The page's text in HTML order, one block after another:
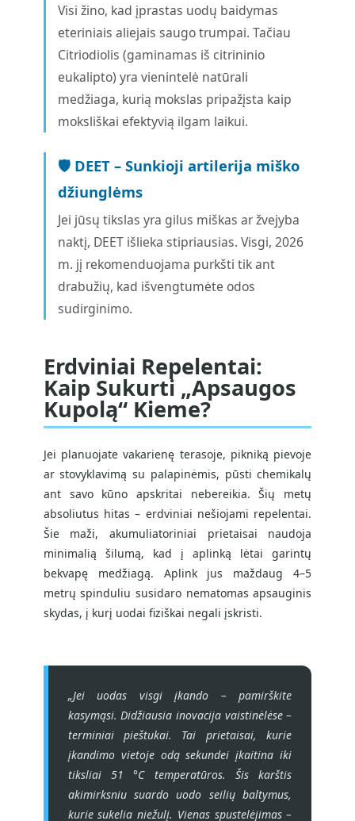
Visi žino, kad įprastas uodų baidymas
eteriniais aliejais saugo trumpai. Tačiau
Citriodiolis (gaminamas iš citrininio
eukalipto) yra vienintelė natūrali
medžiaga, kurią mokslas pripažįsta kaip
moksliškai efektyvią ilgam laikui.
🛡️ DEET – Sunkioji artilerija miško
džiunglėms
Jei jūsų tikslas yra gilus miškas ar žvejyba
naktį, DEET išlieka stipriausias. Visgi, 2026
m. jį rekomenduojama purkšti tik ant
drabužių, kad išvengtumėte odos
sudirginimo.
Erdviniai Repelentai:
Kaip Sukurti „Apsaugos
Kupolą“ Kieme?
Jei planuojate vakarienę terasoje, pikniką pievoje
ar stovyklavimą su palapinėmis, pūsti chemikalų
ant savo kūno apskritai nebereikia. Šių metų
absoliutus hitas – erdviniai nešiojami repelentai.
Šie maži, akumuliatoriniai prietaisai naudoja
minimalią šilumą, kad į aplinką lėtai garintų
bekvapę medžiagą. Aplink jus maždaug 4–5
metrų spinduliu susidaro nematomas apsauginis
skydas, į kurį uodai fiziškai negali įskristi.
„Jei uodas visgi įkando – pamirškite
kasymąsi. Didžiausia inovacija vaistinėlėse –
terminiai pieštukai. Tai prietaisai, kurie
įkandimo vietoje odą sekundei įkaitina iki
tiksliai 51 °C temperatūros. Šis karštis
akimirksniu suardo uodo seilių baltymus,
kurie sukelia niežulį. Vienas spustelėjimas –